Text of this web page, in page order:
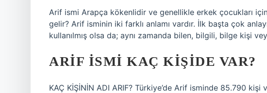
Arif ismi Arapça kökenlidir ve genellikle erkek çocukları
gelir? Arif isminin iki farklı anlamı vardır. İlk başta çok
kullanılmış olsa da; aynı zamanda bilen, bilgili, bilge kişi
ARIF ISMI KAÇ KIŞIDE VAR?
KAÇ KİŞİNİN ADI ARIF? Türkiye’de Arif isminde 85.790 kişi